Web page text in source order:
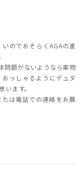
のでおそらくAGAの進
問題がないようなら薬物
っしゃるようにデュタ
ます。
は電話での連絡をお願